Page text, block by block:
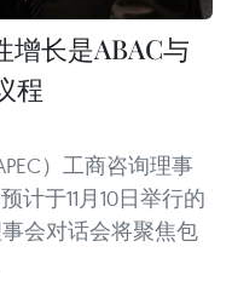
增长是ABAC与
程
）工商咨询理事
计于11月10日举行的
事会对话会将聚焦包